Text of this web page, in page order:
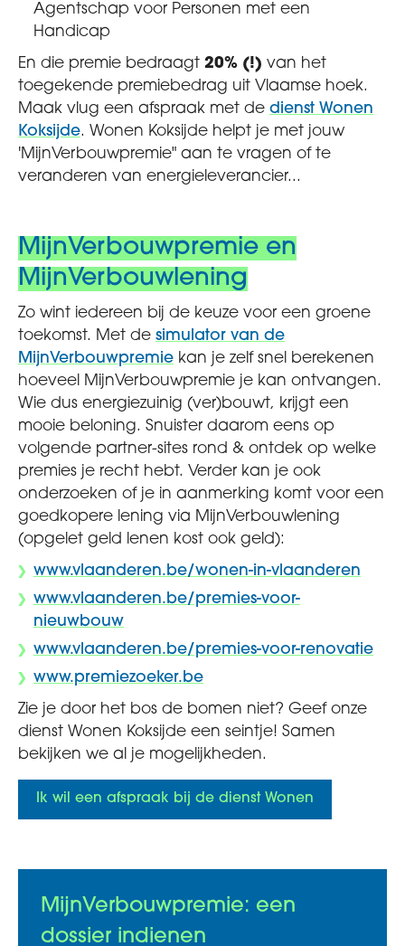
Agentschap voor Personen met een
Handicap
En die premie bedraagt 20% (!) van het
toegekende premiebedrag uit Vlaamse hoek.
Maak vlug een afspraak met de dienst Wonen
Koksijde. Wonen Koksijde helpt je met jouw
'MijnVerbouwpremie" aan te vragen of te
veranderen van energieleverancier...
MijnVerbouwpremie en
MijnVerbouwlening
Zo wint iedereen bij de keuze voor een groene
toekomst. Met de simulator van de
MijnVerbouwpremie kan je zelf snel berekenen
hoeveel MijnVerbouwpremie je kan ontvangen.
Wie dus energiezuinig (ver)bouwt, krijgt een
mooie beloning. Snuister daarom eens op
volgende partner-sites rond & ontdek op welke
premies je recht hebt. Verder kan je ook
onderzoeken of je in aanmerking komt voor een
goedkopere lening via MijnVerbouwlening
(opgelet geld lenen kost ook geld):
www.vlaanderen.be/wonen-in-vlaanderen
www.vlaanderen.be/premies-voor-
nieuwbouw
www.vlaanderen.be/premies-voor-renovatie
www.premiezoeker.be
Zie je door het bos de bomen niet? Geef onze
dienst Wonen Koksijde een seintje! Samen
bekijken we al je mogelijkheden.
Ik wil een afspraak bij de dienst Wonen
MijnVerbouwpremie: een
dossier indienen